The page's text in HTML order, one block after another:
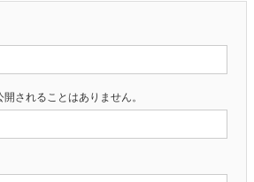
されることはありません。